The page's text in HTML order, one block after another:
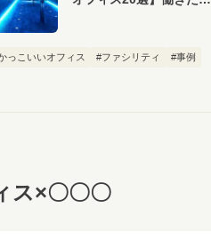
っこいいオフィス #ファシリティ
#事例
ス×〇〇〇